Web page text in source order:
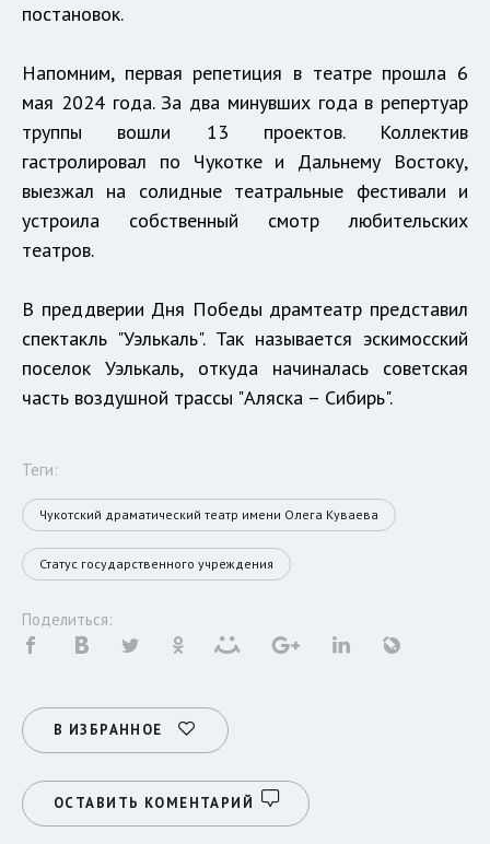
постановок.
Напомним, первая репетиция в театре прошла 6
мая 2024 года. За два минувших года в репертуар
труппы вошли 13 проектов. Коллектив
гастролировал по Чукотке и Дальнему Востоку,
выезжал на солидные театральные фестивали и
устроила собственный смотр любительских
театров.
В преддверии Дня Победы драмтеатр представил
спектакль "Уэлькаль". Так называется эскимосский
поселок Уэлькаль, откуда начиналась советская
часть воздушной трассы "Аляска – Сибирь".
Теги:
Чукотский драматический театр имени Олега Куваева
Статус государственного учреждения
Поделиться:
В ИЗБРАННОЕ
ОСТАВИТЬ КОМЕНТАРИЙ